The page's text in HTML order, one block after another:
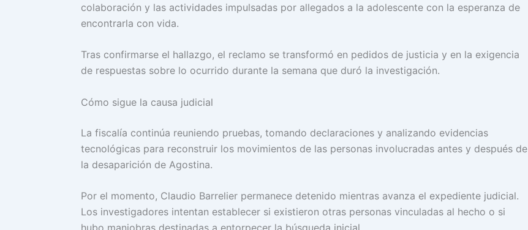
colaboración y las actividades impulsadas por allegados a la adolescente con la esperanza de
encontrarla con vida.
Tras confirmarse el hallazgo, el reclamo se transformó en pedidos de justicia y en la exigencia
de respuestas sobre lo ocurrido durante la semana que duró la investigación.
Cómo sigue la causa judicial
La fiscalía continúa reuniendo pruebas, tomando declaraciones y analizando evidencias
tecnológicas para reconstruir los movimientos de las personas involucradas antes y después de
la desaparición de Agostina.
Por el momento, Claudio Barrelier permanece detenido mientras avanza el expediente judicial.
Los investigadores intentan establecer si existieron otras personas vinculadas al hecho o si